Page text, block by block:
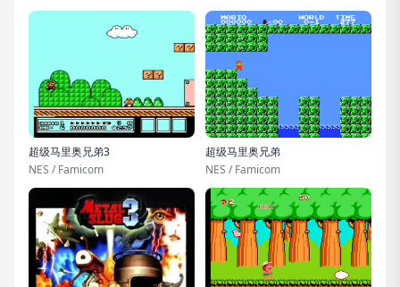
超级马里奥兄弟3
NES / Famicom
超级马里奥兄弟
NES / Famicom